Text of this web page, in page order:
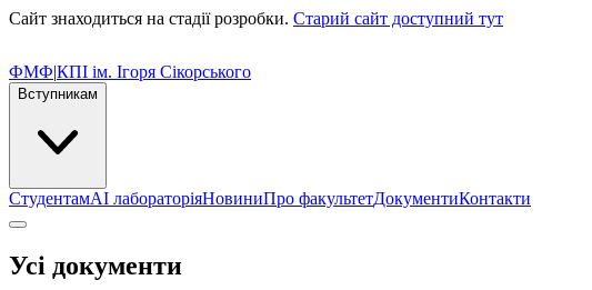
Сайт знаходиться на стадії розробки. Старий сайт доступний тут
ФМФ|КПІ ім. Ігоря Сікорського
Вступникам
СтудентамAI лабораторіяНовиниПро факультетДокументиКонтакти
Усі документи